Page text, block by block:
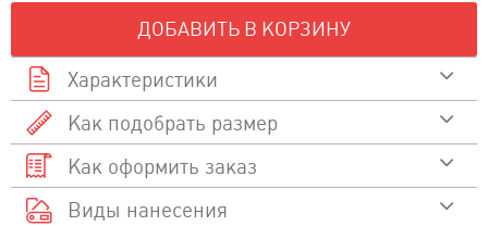
ДОБАВИТЬ В КОРЗИНУ
Характеристики
Состав
Плотность 190
Как подобрать размер
Смотреть видео
Как оформить заказ
Выберите товар и перейдите в карточку товара
Виды нанесения